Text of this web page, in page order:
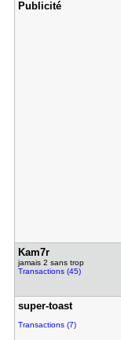
Publicité
Kam7r
jamais 2 sans trop
Transactions (45)
super-toas​t
Transactions (7)